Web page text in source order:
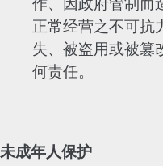
正常经营之不可抗
失、被盗用或被篡
何责任。
未成年人保护